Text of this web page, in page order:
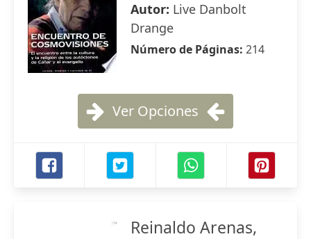
Autor: Live Danbolt
Drange
Número de Páginas: 214
Ver Opciones
Reinaldo Arenas,